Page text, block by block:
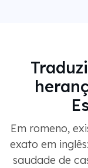
Em romeno,
exato em
saudade de